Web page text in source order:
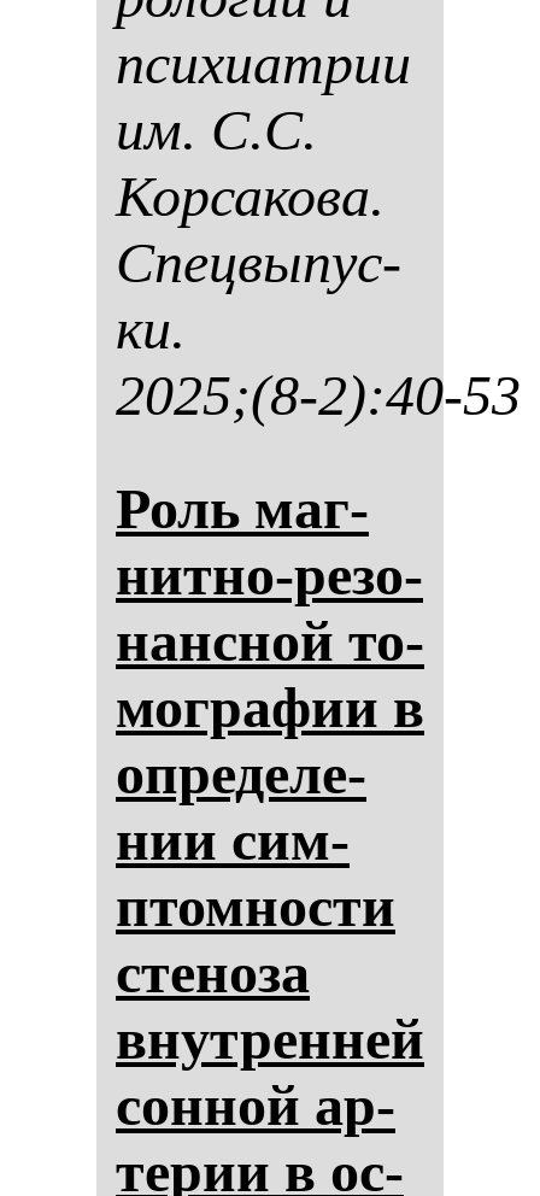
пси­хи­ат­рии
им. С.С.
Кор­са­ко­ва.
Спец­вы­пус­
ки.
2025;(8-2):40-53
Роль маг­
нит­но-ре­зо­
нан­сной то­
мог­ра­фии в
оп­ре­де­ле­
нии сим­
птом­нос­ти
сте­но­за
внут­рен­ней
сон­ной ар­
те­рии в ос­